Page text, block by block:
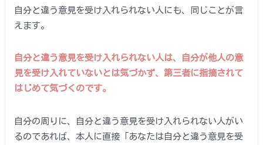
自分と違う意見を受け入れられない人にも、同じことが言
えます。
自分と違う意見を受け入れられない人は、自分が他人の意
見を受け入れていないとは気づかず、第三者に指摘されて
はじめて気づくのです。
自分の周りに、自分と違う意見を受け入れられない人がい
るのであれば、本人に直接「あなたは自分と違う意見を受